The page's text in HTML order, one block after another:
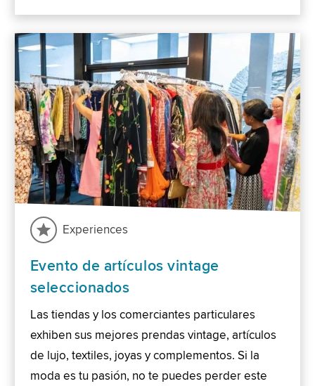
Experiences
Evento de artículos vintage
seleccionados
Las tiendas y los comerciantes particulares
exhiben sus mejores prendas vintage, artículos
de lujo, textiles, joyas y complementos. Si la
moda es tu pasión, no te puedes perder este